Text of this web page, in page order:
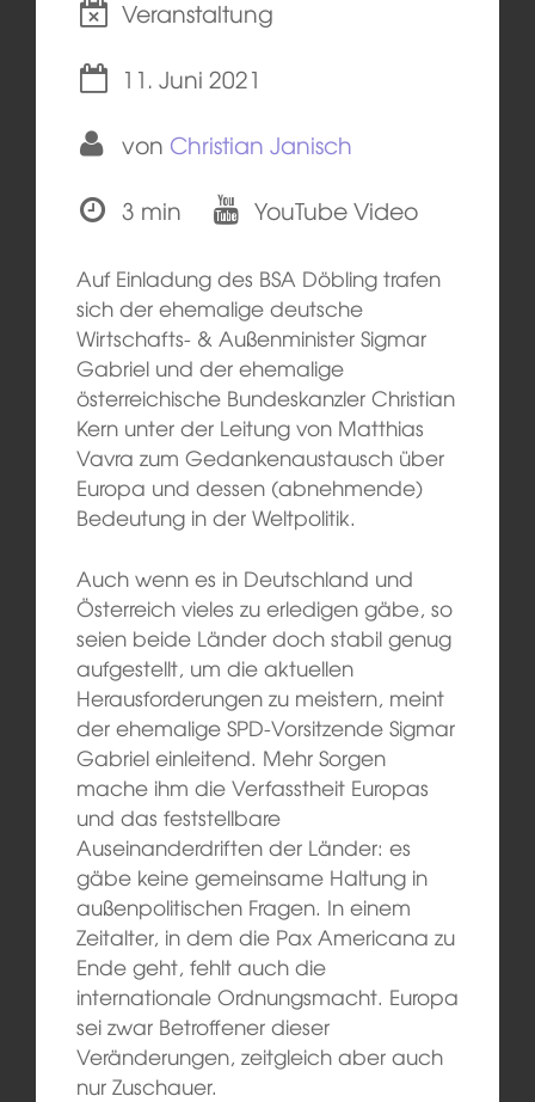
Veranstaltung
11. Juni 2021
von Christian Janisch
3 min
YouTube Video
Auf Einladung des BSA Döbling trafen
sich der ehemalige deutsche
Wirtschafts- & Außenminister Sigmar
Gabriel und der ehemalige
österreichische Bundeskanzler Christian
Kern unter der Leitung von Matthias
Vavra zum Gedankenaustausch über
Europa und dessen (abnehmende)
Bedeutung in der Weltpolitik.
Auch wenn es in Deutschland und
Österreich vieles zu erledigen gäbe, so
seien beide Länder doch stabil genug
aufgestellt, um die aktuellen
Herausforderungen zu meistern, meint
der ehemalige SPD-Vorsitzende Sigmar
Gabriel einleitend. Mehr Sorgen
mache ihm die Verfasstheit Europas
und das feststellbare
Auseinanderdriften der Länder: es
gäbe keine gemeinsame Haltung in
außenpolitischen Fragen. In einem
Zeitalter, in dem die Pax Americana zu
Ende geht, fehlt auch die
internationale Ordnungsmacht. Europa
sei zwar Betroffener dieser
Veränderungen, zeitgleich aber auch
nur Zuschauer.